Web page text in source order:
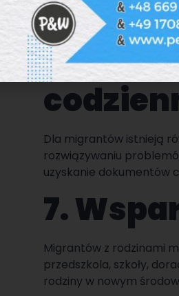
6.
Dla migrantów istnieją
rozwiązywaniu
uzyskanie dokumentów
7.
Migrantów z rodzinami
przedszkola, szkoły,
rodziny w nowym